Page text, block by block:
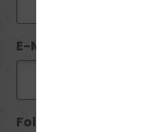
E-Mail*:
Folgende